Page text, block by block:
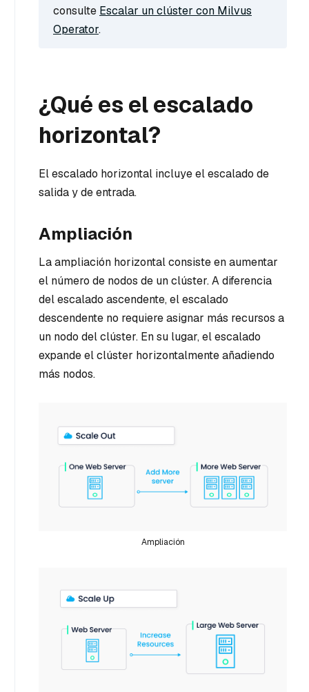
consulte Escalar un clúster con Milvus
Operator.
¿Qué es el escalado
horizontal?
El escalado horizontal incluye el escalado de
salida y de entrada.
Ampliación
La ampliación horizontal consiste en aumentar
el número de nodos de un clúster. A diferencia
del escalado ascendente, el escalado
descendente no requiere asignar más recursos a
un nodo del clúster. En su lugar, el escalado
expande el clúster horizontalmente añadiendo
más nodos.
Ampliación